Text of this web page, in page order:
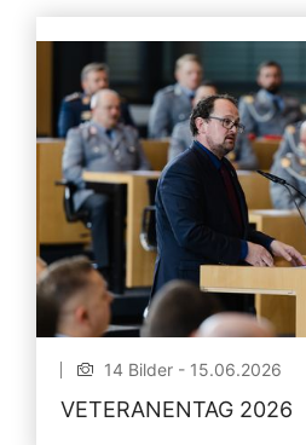
14 Bilder - 15.06.2026
VETERANENTAG 2026